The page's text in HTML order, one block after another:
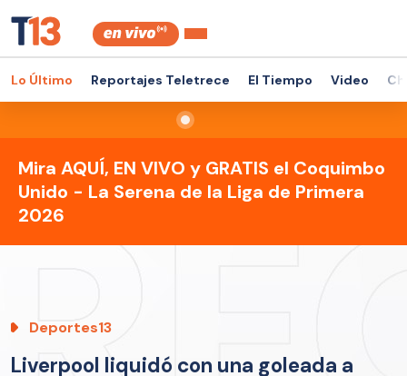
Lo Último Reportajes Teletrece El Tiempo Video
Mira AQUÍ, EN VIVO y GRATIS el Coquimbo
Unido - La Serena de la Liga de Primera
2026
Deportes13
Liverpool liquidó con una goleada a